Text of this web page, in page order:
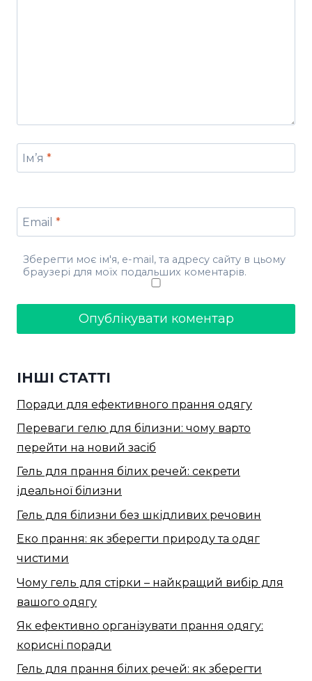
Ім’я *
Email *
Зберегти моє ім'я, e-mail, та адресу сайту в цьому
браузері для моїх подальших коментарів.
ІНШІ СТАТТІ
Поради для ефективного прання одягу
Переваги гелю для білизни: чому варто
перейти на новий засіб
Гель для прання білих речей: секрети
ідеальної білизни
Гель для білизни без шкідливих речовин
Еко прання: як зберегти природу та одяг
чистими
Чому гель для стірки – найкращий вибір для
вашого одягу
Як ефективно організувати прання одягу:
корисні поради
Гель для прання білих речей: як зберегти